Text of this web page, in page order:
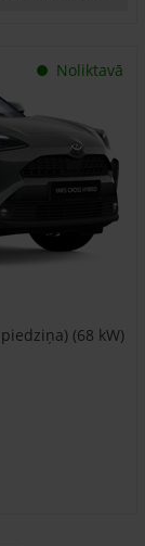
Noliktavā
(68 kW)